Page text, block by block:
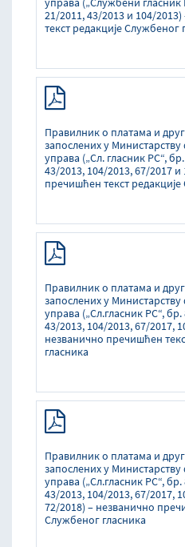
21/2011, 43/2013 и 104/
текст редакције Службеног
Правилник о платама и
запослених у
управа („Сл. гласник РС“,
43/2013, 104/2013, 67/2017
пречишћен текст
Правилник о платама и
запослених у
управа („Сл.гласник РС“,
43/2013, 104/2013, 67/2017,
незванично пречишћен
гласника
Правилник о платама и
запослених у
управа („Сл.гласник РС“,
43/2013, 104/2013, 67/2017,
72/2018) – незванично
Службеног гласника